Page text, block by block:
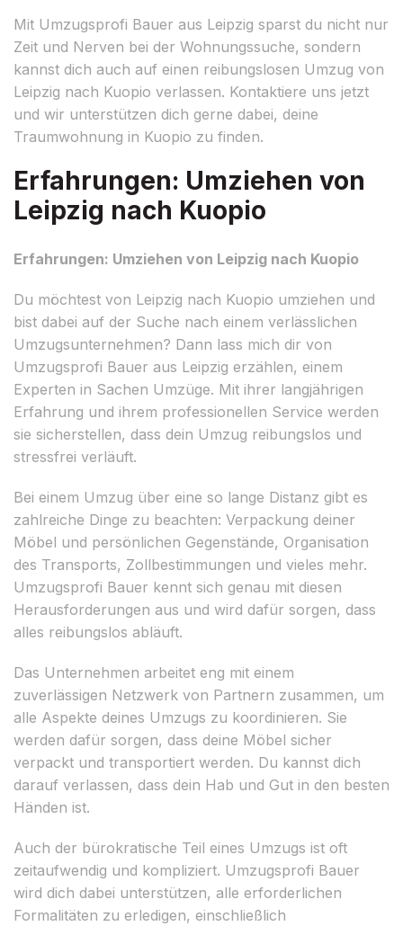
Mit Umzugsprofi Bauer aus Leipzig sparst du nicht nur
Zeit und Nerven bei der Wohnungssuche, sondern
kannst dich auch auf einen reibungslosen Umzug von
Leipzig nach Kuopio verlassen. Kontaktiere uns jetzt
und wir unterstützen dich gerne dabei, deine
Traumwohnung in Kuopio zu finden.
Erfahrungen: Umziehen von
Leipzig nach Kuopio
Erfahrungen: Umziehen von Leipzig nach Kuopio
Du möchtest von Leipzig nach Kuopio umziehen und
bist dabei auf der Suche nach einem verlässlichen
Umzugsunternehmen? Dann lass mich dir von
Umzugsprofi Bauer aus Leipzig erzählen, einem
Experten in Sachen Umzüge. Mit ihrer langjährigen
Erfahrung und ihrem professionellen Service werden
sie sicherstellen, dass dein Umzug reibungslos und
stressfrei verläuft.
Bei einem Umzug über eine so lange Distanz gibt es
zahlreiche Dinge zu beachten: Verpackung deiner
Möbel und persönlichen Gegenstände, Organisation
des Transports, Zollbestimmungen und vieles mehr.
Umzugsprofi Bauer kennt sich genau mit diesen
Herausforderungen aus und wird dafür sorgen, dass
alles reibungslos abläuft.
Das Unternehmen arbeitet eng mit einem
zuverlässigen Netzwerk von Partnern zusammen, um
alle Aspekte deines Umzugs zu koordinieren. Sie
werden dafür sorgen, dass deine Möbel sicher
verpackt und transportiert werden. Du kannst dich
darauf verlassen, dass dein Hab und Gut in den besten
Händen ist.
Auch der bürokratische Teil eines Umzugs ist oft
zeitaufwendig und kompliziert. Umzugsprofi Bauer
wird dich dabei unterstützen, alle erforderlichen
Formalitäten zu erledigen, einschließlich